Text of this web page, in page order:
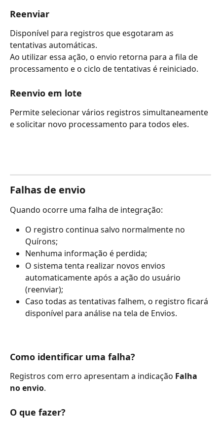
Reenviar
Disponível para registros que esgotaram as
tentativas automáticas.
Ao utilizar essa ação, o envio retorna para a fila de
processamento e o ciclo de tentativas é reiniciado.
Reenvio em lote
Permite selecionar vários registros simultaneamente
e solicitar novo processamento para todos eles.
Falhas de envio
Quando ocorre uma falha de integração:
O registro continua salvo normalmente no
Quírons;
Nenhuma informação é perdida;
O sistema tenta realizar novos envios
automaticamente após a ação do usuário
(reenviar);
Caso todas as tentativas falhem, o registro ficará
disponível para análise na tela de Envios.
Como identificar uma falha?
Registros com erro apresentam a indicação Falha
no envio.
O que fazer?